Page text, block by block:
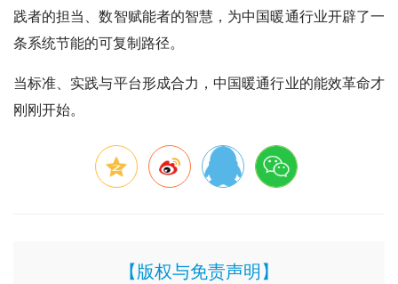
践者的担当、数智赋能者的智慧，为中国暖通行业开辟了一
条系统节能的可复制路径。
当标准、实践与平台形成合力，中国暖通行业的能效革命才
刚刚开始。
【版权与免责声明】